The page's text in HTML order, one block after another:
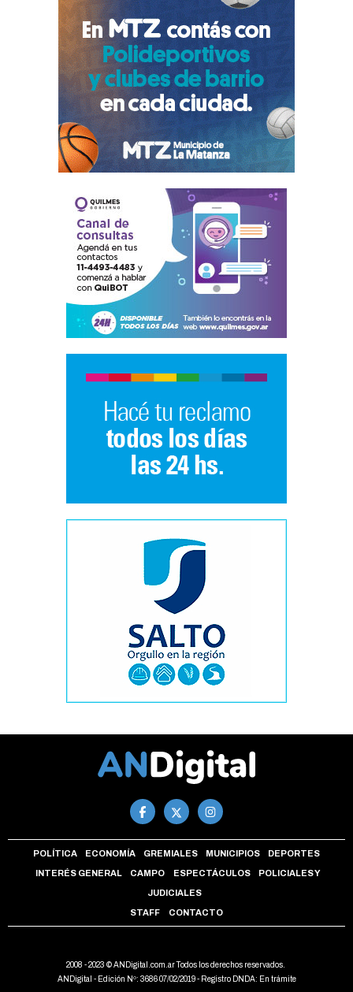
POLÍTICA ECONOMÍA GREMIALES MUNICIPIOS DEPORTES
INTERÉS GENERAL CAMPO ESPECTÁCULOS POLICIALES Y
JUDICIALES
STAFF CONTACTO
2008 - 2023 © ANDigital.com.ar Todos los derechos reservados.
ANDigital - Edición Nº: 3686 07/02/2019 - Registro DNDA: En trámite